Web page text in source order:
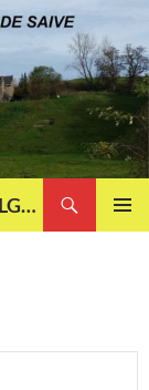
Cercle Royal des Marcheurs de Saive (LG013)